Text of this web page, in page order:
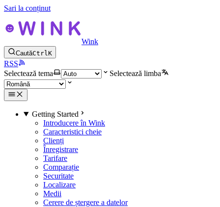
Sari la conținut
Wink
CautăCtrlK
RSS
Selectează tema
Selectează limba
Getting Started
Introducere în Wink
Caracteristici cheie
Clienți
Înregistrare
Tarifare
Comparație
Securitate
Localizare
Medii
Cerere de ștergere a datelor